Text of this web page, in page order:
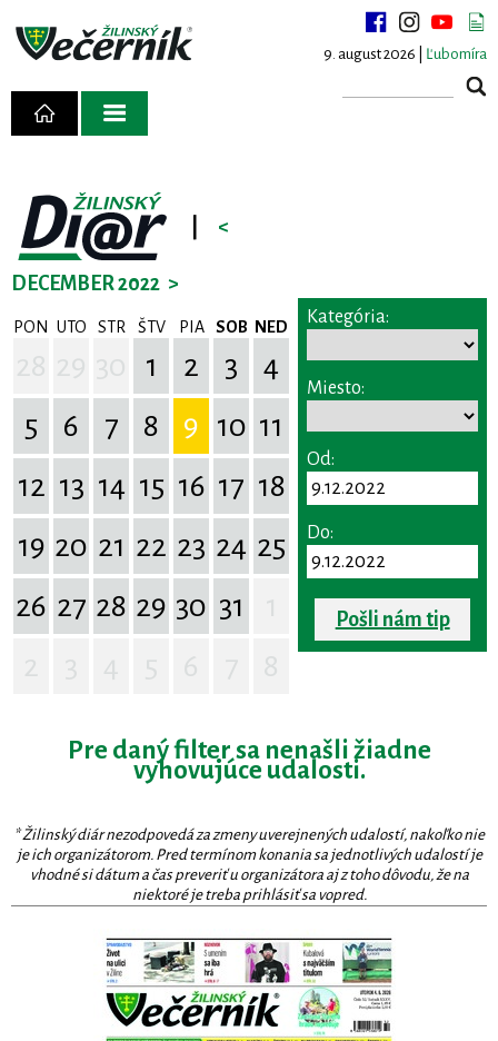
9. august 2026 | Ľubomíra
<
DECEMBER 2022 >
PON UTO STR ŠTV PIA SOB NED
1 2 3
4
5
6 7 8 9 10 11
12 13 14 15 16 17 18
19 20 21 22 23 24 25
26 27 28 29 30 31
Kategória:
Miesto:
Od:
Do:
Pošli nám tip
Pre daný filter sa nenašli žiadne
vyhovujúce udalosti.
* Žilinský diár nezodpovedá za zmeny uverejnených udalostí, nakoľko nie
je ich organizátorom. Pred termínom konania sa jednotlivých udalostí je
vhodné si dátum a čas preveriť u organizátora aj z toho dôvodu, že na
niektoré je treba prihlásiť sa vopred.